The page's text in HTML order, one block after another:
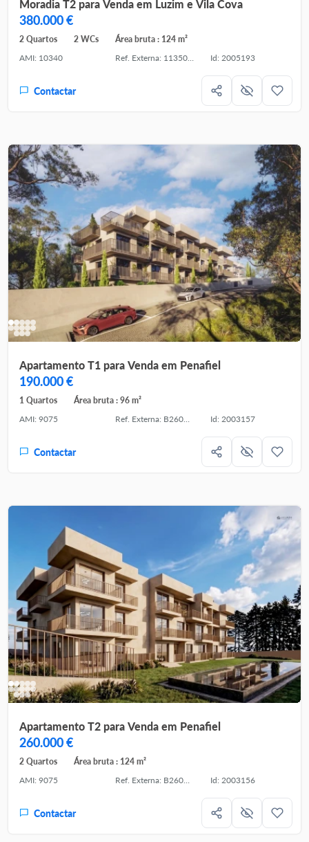
Moradia T2 para Venda em Luzim e Vila Cova
380.000 €
2 Quartos 2 WCs
Área bruta : 124 m²
AMI: 10340
Ref. Externa: 1135031 Id: 2005193
Contactar
Apartamento T1 para Venda em Penafiel
190.000 €
1 Quartos
Área bruta : 96 m²
AMI: 9075
Ref. Externa: B260020 Id: 2003157
Contactar
Apartamento T2 para Venda em Penafiel
260.000 €
2 Quartos
Área bruta : 124 m²
AMI: 9075
Ref. Externa: B260019 Id: 2003156
Contactar